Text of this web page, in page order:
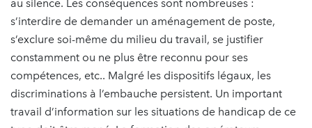
au silence. Les conséquences sont nombreuses :
s’interdire de demander un aménagement de poste,
s’exclure soi-même du milieu du travail, se justifier
constamment ou ne plus être reconnu pour ses
compétences, etc.. Malgré les dispositifs légaux, les
discriminations à l’embauche persistent. Un important
travail d’information sur les situations de handicap de ce